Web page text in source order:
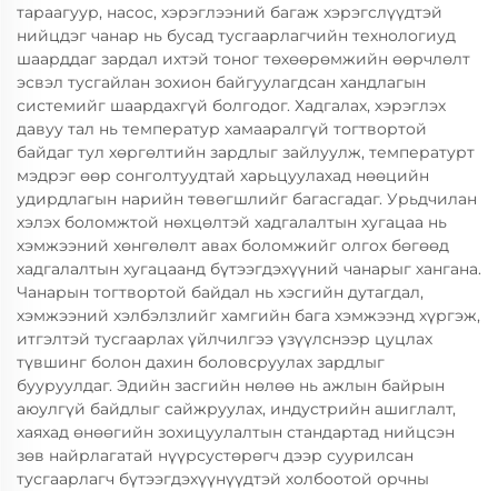
тараагуур, насос, хэрэглээний багаж хэрэгслүүдтэй
нийцдэг чанар нь бусад тусгаарлагчийн технологиуд
шаарддаг зардал ихтэй тоног төхөөрөмжийн өөрчлөлт
эсвэл тусгайлан зохион байгуулагдсан хандлагын
системийг шаардахгүй болгодог. Хадгалах, хэрэглэх
давуу тал нь температур хамааралгүй тогтвортой
байдаг тул хөргөлтийн зардлыг зайлуулж, температурт
мэдрэг өөр сонголтуудтай харьцуулахад нөөцийн
удирдлагын нарийн төвөгшлийг багасгадаг. Урьдчилан
хэлэх боломжтой нөхцөлтэй хадгалалтын хугацаа нь
хэмжээний хөнгөлөлт авах боломжийг олгох бөгөөд
хадгалалтын хугацаанд бүтээгдэхүүний чанарыг хангана.
Чанарын тогтвортой байдал нь хэсгийн дутагдал,
хэмжээний хэлбэлзлийг хамгийн бага хэмжээнд хүргэж,
итгэлтэй тусгаарлах үйлчилгээ үзүүлснээр цуцлах
түвшинг болон дахин боловсруулах зардлыг
бууруулдаг. Эдийн засгийн нөлөө нь ажлын байрын
аюулгүй байдлыг сайжруулах, индустрийн ашиглалт,
хаяхад өнөөгийн зохицуулалтын стандартад нийцсэн
зөв найрлагатай нүүрсустөрөгч дээр суурилсан
тусгаарлагч бүтээгдэхүүнүүдтэй холбоотой орчны